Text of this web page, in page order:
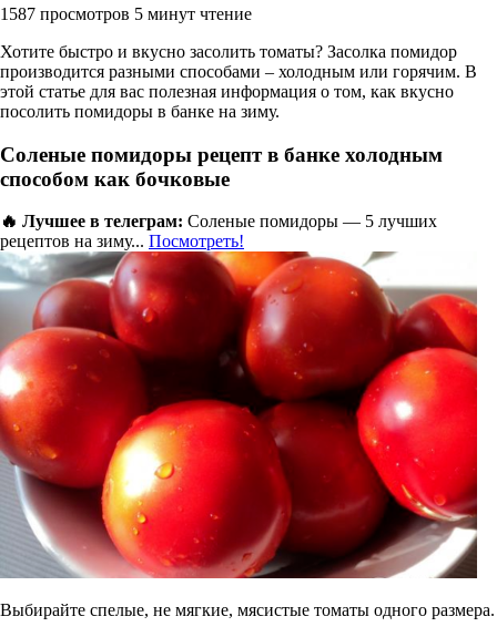
1587 просмотров 5 минут чтение
Хотите быстро и вкусно засолить томаты? Засолка помидор
производится разными способами – холодным или горячим. В
этой статье для вас полезная информация о том, как вкусно
посолить помидоры в банке на зиму.
Солeные помидоры рецепт в банке холодным
способом как бочковые
🔥 Лучшее в телеграм: Соленые помидоры — 5 лучших
рецептов на зиму... Посмотреть!
Выбирайте спелые, не мягкие, мясистые томаты одного размера.